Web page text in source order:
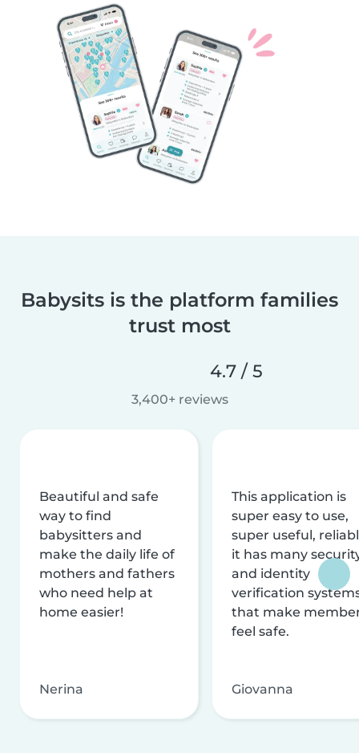
Babysits is the platform families
trust most
4.7 / 5
3,400+ reviews
Beautiful and safe
way to find
babysitters and
make the daily life of
mothers and fathers
who need help at
home easier!
Nerina
This application is
super easy to use,
super useful,
it has many
and identity
verification
that make
feel safe.
Giovanna